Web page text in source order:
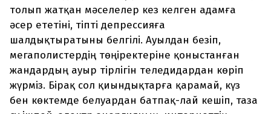
толып жатқан мәселелер кез келген адамға
әсер ететіні, тіпті депрессияға
шалдықтыратыны белгілі. Ауылдан безіп,
мегаполистердің төңіректеріне қоныстанған
жандардың ауыр тірлігін теледидардан көріп
жүрміз. Бірақ сол қиындықтарға қарамай, күз
бен көктемде белуардан батпақ-лай кешіп, таза